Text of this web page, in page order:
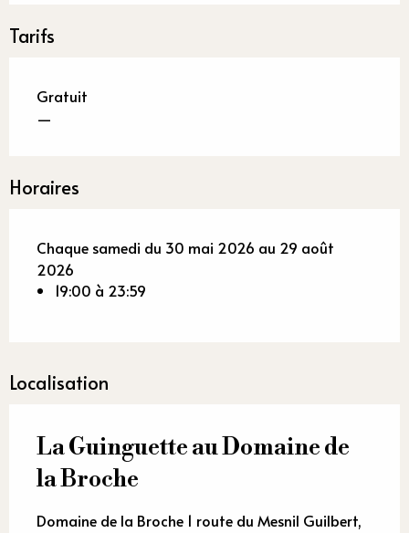
Tarifs
Gratuit
—
Horaires
Chaque samedi du 30 mai 2026 au 29 août
2026
19:00 à 23:59
Localisation
La Guinguette au Domaine de
la Broche
Domaine de la Broche 1 route du Mesnil Guilbert,